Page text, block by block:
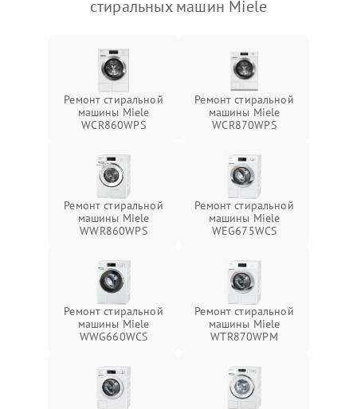
стиральных машин Miele
Ремонт стиральной
машины Miele
WCR860WPS
Ремонт стиральной
машины Miele
WCR870WPS
Ремонт стиральной
машины Miele
WWR860WPS
Ремонт стиральной
машины Miele
WEG675WCS
Ремонт стиральной
машины Miele
WWG660WCS
Ремонт стиральной
машины Miele
WTR870WPM